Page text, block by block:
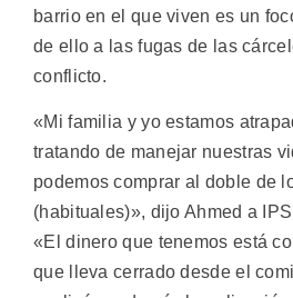
barrio en el que viven es un
de ello a las fugas de las
conflicto.
«Mi familia y yo estamos
tratando de manejar nuestras
podemos comprar al doble de
(habituales)», dijo Ahmed a
«El dinero que tenemos está
que lleva cerrado desde el